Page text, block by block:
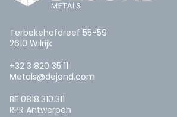
Terbekehofdreef 55-59
2610 Wilrijk
+32 3 820 35 11
Metals@dejond.com
BE 0818.310.311
RPR Antwerpen